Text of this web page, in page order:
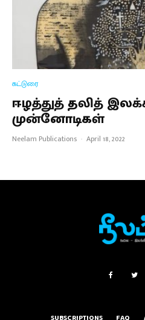
கட்டுரை
ஈழத்துத் தலித்
முன்னோடிகள்
Neelam Publications · April 18, 2022